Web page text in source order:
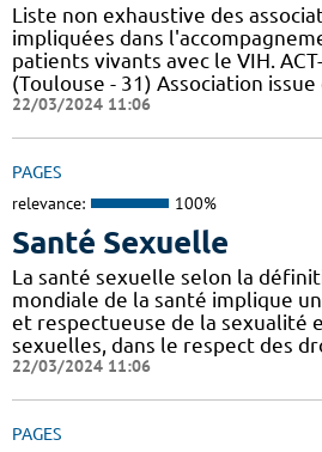
Liste non exhaustive des
impliquées dans
patients vivants avec le VIH. ACT-
(Toulouse - 31) Association
22/03/2024 11:06
PAGES
relevance: 100%
Santé Sexuelle
La santé sexuelle selon la
mondiale de la santé implique
et respectueuse de la sexualité
sexuelles, dans le respect des
22/03/2024 11:06
PAGES